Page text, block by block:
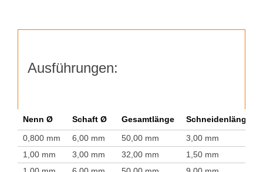
Ausführungen:
Nenn Ø Schaft Ø Gesamtlänge Schneidenlänge
0,800 mm
6,00 mm 50,00 mm 3,00 mm
1,00 mm
3,00 mm 32,00 mm 1,50 mm